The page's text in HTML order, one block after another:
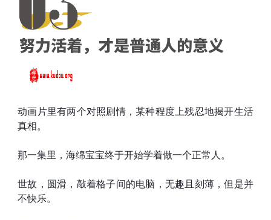
动画片里有两个对照剧情，某种程度上残忍地揭开生活
真相。
那一集里，海绵宝宝终于开始学着做一个正常人。
世故，圆滑，敲着格子间的电脑，无趣且刻薄，但是并
不快乐。